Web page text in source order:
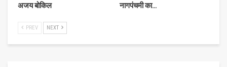
अजय बोकिल
नागपंचमी का…
PREV NEXT